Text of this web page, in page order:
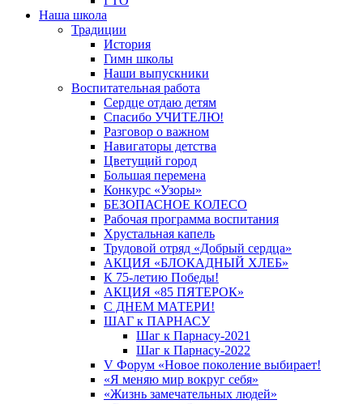
Наша школа
Традиции
История
Гимн школы
Наши выпускники
Воспитательная работа
Сердце отдаю детям
Спасибо УЧИТЕЛЮ!
Разговор о важном
Навигаторы детства
Цветущий город
Большая перемена
Конкурс «Узоры»
БЕЗОПАСНОЕ КОЛЕСО
Рабочая программа воспитания
Хрустальная капель
Трудовой отряд «Добрый сердца»
АКЦИЯ «БЛОКАДНЫЙ ХЛЕБ»
К 75-летию Победы!
АКЦИЯ «85 ПЯТЕРОК»
С ДНЕМ МАТЕРИ!
ШАГ к ПАРНАСУ
Шаг к Парнасу-2021
Шаг к Парнасу-2022
V Форум «Новое поколение выбирает!
«Я меняю мир вокруг себя»
«Жизнь замечательных людей»